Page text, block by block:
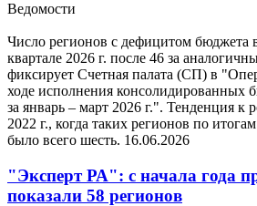
Ведомости
Число регионов с дефицитом бюджета
квартале 2026 г. после 46 за
фиксирует Счетная палата (СП) в
ходе исполнения консолидированных
за январь – март 2026 г.". Тенденция к
2022 г., когда таких регионов по
было всего шесть. 16.06.2026
"Эксперт РА": с начала года
показали 58 регионов